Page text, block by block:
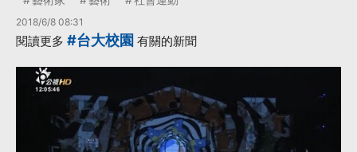
2018/6/8 08:31
閱讀更多 #台大校園 有關的新聞